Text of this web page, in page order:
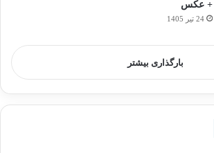
+ عکس
24 تیر 1405
بارگذاری بیشتر